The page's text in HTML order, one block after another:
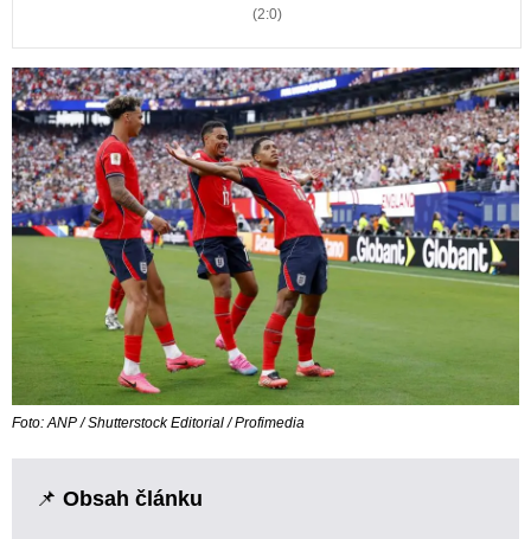
(2:0)
Foto: ANP / Shutterstock Editorial / Profimedia
📌 Obsah článku